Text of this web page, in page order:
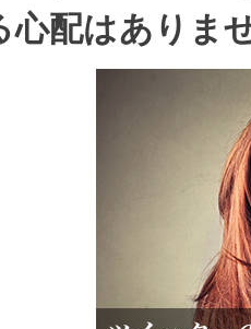
心配はありま